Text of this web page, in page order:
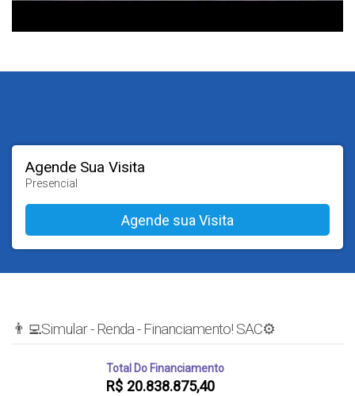
Agende Sua Visita
Presencial
👨‍💻Simular - Renda - Financiamento! SAC⚙️
Total Do Financiamento
R$ 20.838.875,40